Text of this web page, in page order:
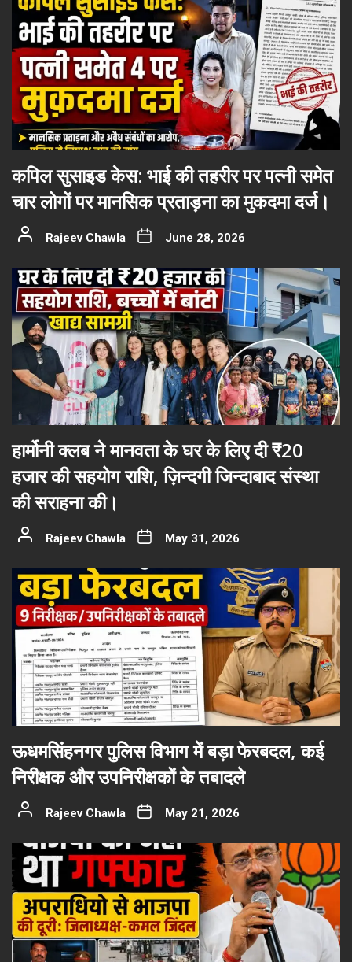
कपिल सुसाइड केस: भाई की तहरीर पर पत्नी समेत
चार लोगों पर मानसिक प्रताड़ना का मुकदमा दर्ज।
Rajeev Chawla June 28, 2026
हार्मोनी क्लब ने मानवता के घर के लिए दी ₹20
हजार की सहयोग राशि, ज़िन्दगी जिन्दाबाद संस्था
की सराहना की।
Rajeev Chawla May 31, 2026
ऊधमसिंहनगर पुलिस विभाग में बड़ा फेरबदल, कई
निरीक्षक और उपनिरीक्षकों के तबादले
Rajeev Chawla May 21, 2026